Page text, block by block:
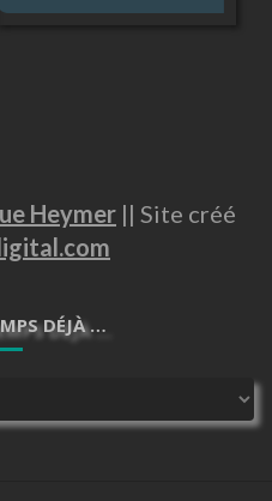
Heymer || Site créé
DÉJÀ …